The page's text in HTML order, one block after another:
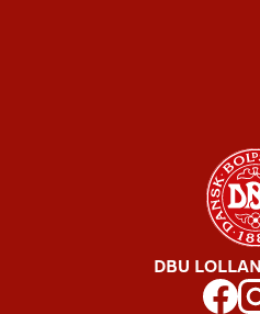
DBU